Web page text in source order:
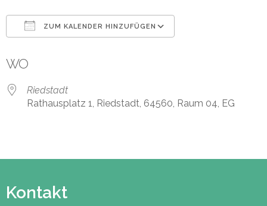
ZUM KALENDER HINZUFÜGEN
WO
Riedstadt
Rathausplatz 1, Riedstadt, 64560, Raum 04, EG
Kontakt